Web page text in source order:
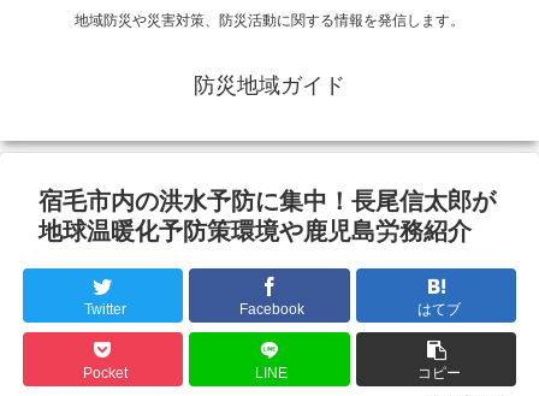
地域防災や災害対策、防災活動に関する情報を発信します。
防災地域ガイド
宿毛市内の洪水予防に集中！長尾信太郎が
地球温暖化予防策環境や鹿児島労務紹介
Twitter Facebook はてブ
Pocket LINE コピー